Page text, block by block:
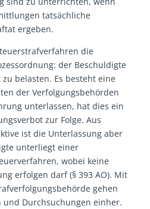
tatsächliche
ergeben.
die
der Beschuldigte
belasten. Es besteht eine
der Verfolgungsbehörden
unterlassen, hat dies ein
zur Folge. Aus
ist die Unterlassung aber
unterliegt einer
wobei keine
erfolgen darf (§ 393 AO). Mit
gehen
Durchsuchungen einher.